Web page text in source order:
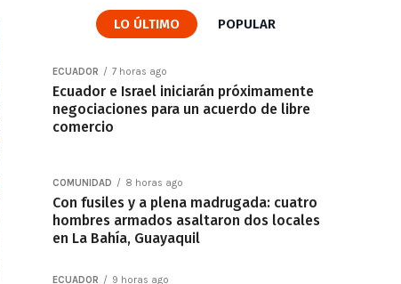
LO ÚLTIMO POPULAR
ECUADOR 7 horas ago
Ecuador e Israel iniciarán próximamente
negociaciones para un acuerdo de libre
comercio
COMUNIDAD 8 horas ago
Con fusiles y a plena madrugada: cuatro
hombres armados asaltaron dos locales
en La Bahía, Guayaquil
ECUADOR 9 horas ago